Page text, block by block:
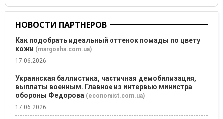
НОВОСТИ ПАРТНЕРОВ
Как подобрать идеальный оттенок помады по цвету
кожи (margosha.com.ua)
17.06.2026
Украинская баллистика, частичная демобилизация,
выплаты военным. Главное из интервью министра
обороны Федорова (economist.com.ua)
17.06.2026